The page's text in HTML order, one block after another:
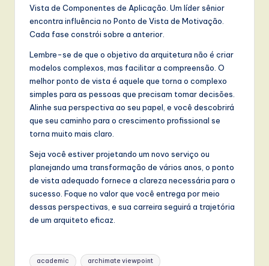
Vista de Componentes de Aplicação. Um líder sênior
encontra influência no Ponto de Vista de Motivação.
Cada fase constrói sobre a anterior.
Lembre-se de que o objetivo da arquitetura não é criar
modelos complexos, mas facilitar a compreensão. O
melhor ponto de vista é aquele que torna o complexo
simples para as pessoas que precisam tomar decisões.
Alinhe sua perspectiva ao seu papel, e você descobrirá
que seu caminho para o crescimento profissional se
torna muito mais claro.
Seja você estiver projetando um novo serviço ou
planejando uma transformação de vários anos, o ponto
de vista adequado fornece a clareza necessária para o
sucesso. Foque no valor que você entrega por meio
dessas perspectivas, e sua carreira seguirá a trajetória
de um arquiteto eficaz.
Tags:
academic archimate viewpoint